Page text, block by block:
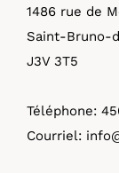
1486 rue de
Saint-Bruno-
J3V 3T5
Téléphone:
Courriel: